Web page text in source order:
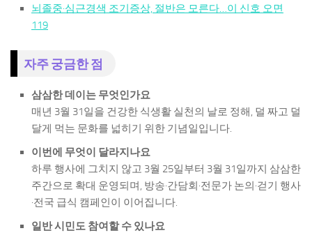
뇌졸중·심근경색 조기증상, 절반은 모른다…이 신호 오면
119
자주 궁금한 점
삼삼한 데이는 무엇인가요
매년 3월 31일을 건강한 식생활 실천의 날로 정해, 덜 짜고 덜
달게 먹는 문화를 넓히기 위한 기념일입니다.
이번에 무엇이 달라지나요
하루 행사에 그치지 않고 3월 25일부터 3월 31일까지 삼삼한
주간으로 확대 운영되며, 방송·간담회·전문가 논의·걷기 행사
·전국 급식 캠페인이 이어집니다.
일반 시민도 참여할 수 있나요